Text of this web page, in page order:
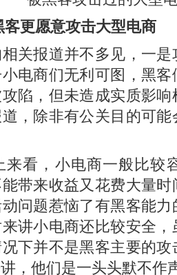
更愿意攻击大型电商
关报道并不多见，一
电商们无利可图，黑
陷，但未造成实质影
，除非有公关目的可
来看，小电商一般比较
带来收益又花费大量
问题惹恼了有黑客能
讲小电商还比较安全
下并不是黑客主要的
，他们是一头头默不作